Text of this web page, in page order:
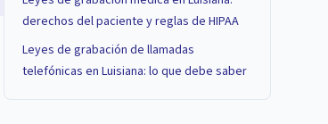
derechos del paciente y reglas de HIPAA
Leyes de grabación de llamadas
telefónicas en Luisiana: lo que debe saber